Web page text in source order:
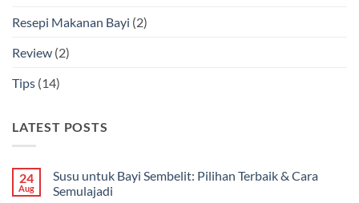
Resepi Makanan Bayi (2)
Review (2)
Tips (14)
LATEST POSTS
24
Aug
Susu untuk Bayi Sembelit: Pilihan Terbaik & Cara
Semulajadi